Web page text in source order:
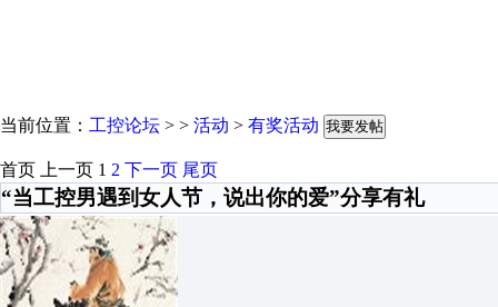
当前位置： 工控论坛 > > 活动 > 有奖活动 我要发帖
首页 上一页 1 2 下一页 尾页
“当工控男遇到女人节，说出你的爱”分享有礼